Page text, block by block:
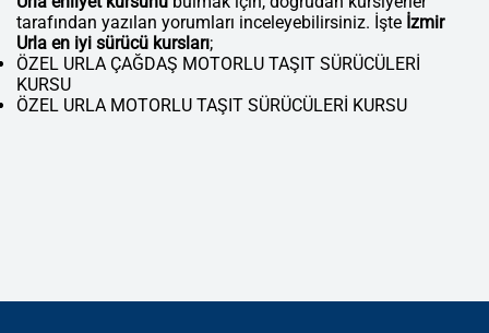
tarafından yazılan yorumları inceleyebilirsiniz. İşte İzmir
Urla en iyi sürücü kursları;
ÖZEL URLA ÇAĞDAŞ MOTORLU TAŞIT SÜRÜCÜLERİ
KURSU
ÖZEL URLA MOTORLU TAŞIT SÜRÜCÜLERİ KURSU